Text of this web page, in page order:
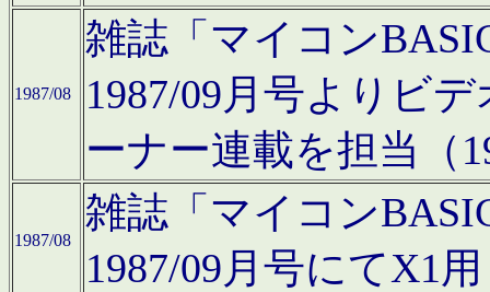
1987/08
雑誌「マイコン
1987/09月号よりビ
ーナー連載を担当（
1987/08
雑誌「マイコン
1987/09月号にてX1